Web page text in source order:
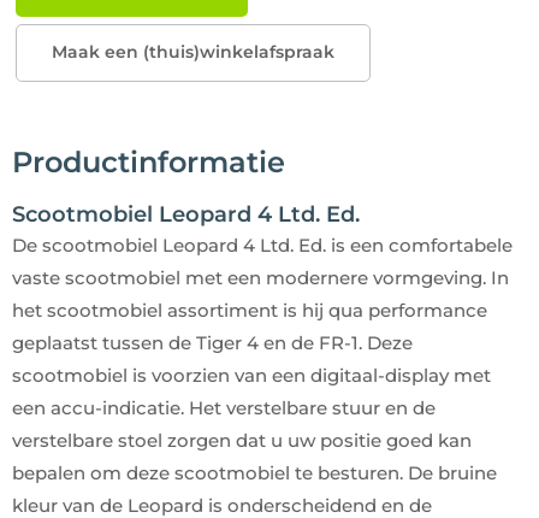
Maak een (thuis)winkelafspraak
Productinformatie
Scootmobiel Leopard 4 Ltd. Ed.
De scootmobiel Leopard 4 Ltd. Ed. is een comfortabele
vaste scootmobiel met een modernere vormgeving. In
het scootmobiel assortiment is hij qua performance
geplaatst tussen de Tiger 4 en de FR-1. Deze
scootmobiel is voorzien van een digitaal-display met
een accu-indicatie. Het verstelbare stuur en de
verstelbare stoel zorgen dat u uw positie goed kan
bepalen om deze scootmobiel te besturen. De bruine
kleur van de Leopard is onderscheidend en de